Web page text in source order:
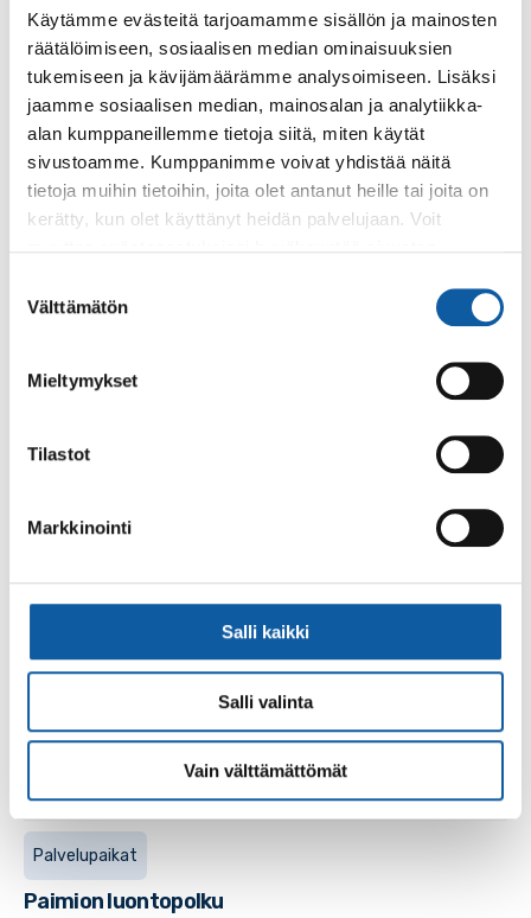
Käytämme evästeitä tarjoamamme sisällön ja mainosten
räätälöimiseen, sosiaalisen median ominaisuuksien
tukemiseen ja kävijämäärämme analysoimiseen. Lisäksi
jaamme sosiaalisen median, mainosalan ja analytiikka-
alan kumppaneillemme tietoja siitä, miten käytät
sivustoamme. Kumppanimme voivat yhdistää näitä
tietoja muihin tietoihin, joita olet antanut heille tai joita on
kerätty, kun olet käyttänyt heidän palvelujaan. Voit
valinta
Välttämätön
Mieltymykset
Tilastot
Markkinointi
Salli kaikki
Salli valinta
Vain välttämättömät
Keskustan alueelle asennettu kaksi
koirankakkapussitelinettä
Hankinta toteutui valtuustoaloitteen mukaisesti.
Uutiset 5.5.2026
Maksuton koko perheen retki Hevonlinnan
paistamaan makkaraa laavulle - ilmoittaudu Koski TL:ään
Frisbeegolfrata
Paimion frisbeegolfrata sijaitsee Paimion Kiusalassa. Rata
on aloittelijoille ja harrastelijoille soveltuva ja sen par on 58
helppokulkuinen murskepolku. Reitti kiertää Paimion
kotiseutumuseon ja kesäteatterin alueen.
Palvelupaikat
Paimion luontopolku